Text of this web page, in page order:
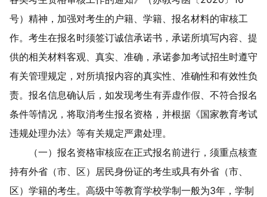
号）精神，加强对考生的户籍、学籍、报名材料的审核工
作。 考生在报名时须签订诚信承诺书，承诺所填写内容、提
供的相关材料客观、真实、准确，承诺参加考试招生时遵守
有关管理规定 ， 对所填报内容的真实性、准确性和有效性负
责。报名信息确认 后，如发现考生有弄虚作假、 不符合报名
条件等情况 ，将取消考生报名资格 ，并根据《国家教育考试
违规处理办法》等有关规定严肃处理。
（一）报名资格审核应在正式报名前进行，须重点核查
持有外省（市、区）居民身份证的考生或具有外省（市、
区）学籍的考生。 高级中等教育学校学制一般为3年，学制